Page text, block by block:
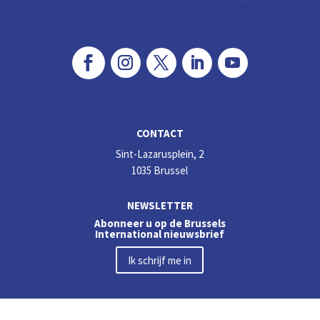
CONTACT
Sint-Lazarusplein, 2
1035 Brussel
NEWSLETTER
Abonneer u op de Brussels
International nieuwsbrief
Ik schrijf me in